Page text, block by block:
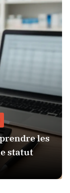
les
statut